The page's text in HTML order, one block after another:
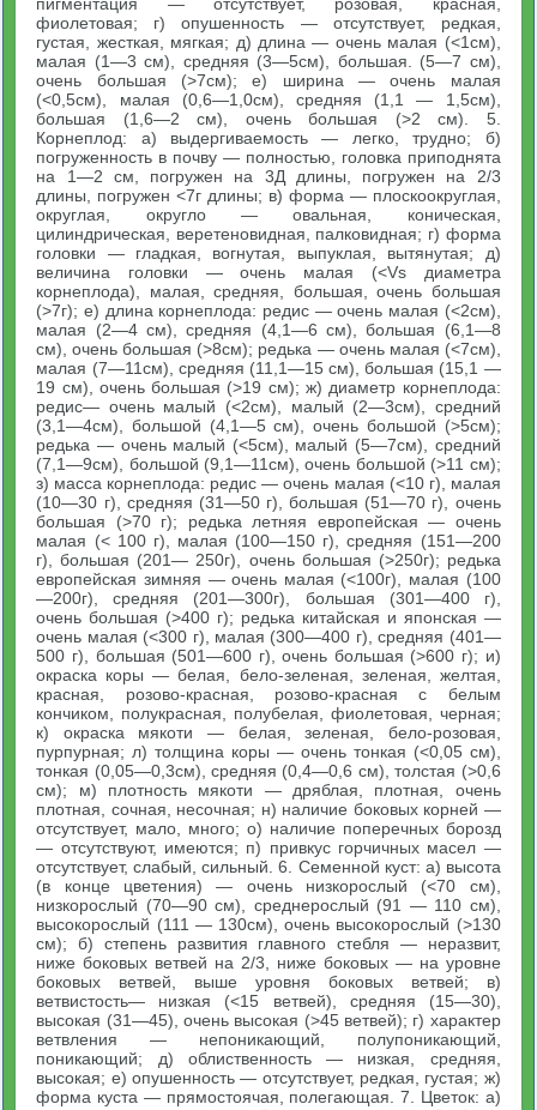
фиолетовая; г) опушенность — отсутствует, редкая,
густая, жесткая, мягкая; д) длина — очень малая (<1см),
малая (1—3 см), средняя (3—5см), большая. (5—7 см),
очень большая (>7см); е) ширина — очень малая
(<0,5см), малая (0,6—1,0см), средняя (1,1 — 1,5см),
большая (1,6—2 см), очень большая (>2 см). 5.
Корнеплод: а) выдергиваемость — легко, трудно; б)
погруженность в почву — полностью, головка приподнята
на 1—2 см, погружен на 3Д длины, погружен на 2/3
длины, погружен <7г длины; в) форма — плоскоокруглая,
округлая, округло — овальная, коническая,
цилиндрическая, веретеновидная, палковидная; г) форма
головки — гладкая, вогнутая, выпуклая, вытянутая; д)
величина головки — очень малая (<Vs диаметра
корнеплода), малая, средняя, большая, очень большая
(>7г); е) длина корнеплода: редис — очень малая (<2см),
малая (2—4 см), средняя (4,1—6 см), большая (6,1—8
см), очень большая (>8см); редька — очень малая (<7см),
малая (7—11см), средняя (11,1—15 см), большая (15,1 —
19 см), очень большая (>19 см); ж) диаметр корнеплода:
редис— очень малый (<2см), малый (2—3см), средний
(3,1—4см), большой (4,1—5 см), очень большой (>5см);
редька — очень малый (<5см), малый (5—7см), средний
(7,1—9см), большой (9,1—11см), очень большой (>11 см);
з) масса корнеплода: редис — очень малая (<10 г), малая
(10—30 г), средняя (31—50 г), большая (51—70 г), очень
большая (>70 г); редька летняя европейская — очень
малая (< 100 г), малая (100—150 г), средняя (151—200
г), большая (201— 250г), очень большая (>250г); редька
европейская зимняя — очень малая (<100г), малая (100
—200г), средняя (201—300г), большая (301—400 г),
очень большая (>400 г); редька китайская и японская —
очень малая (<300 г), малая (300—400 г), средняя (401—
500 г), большая (501—600 г), очень большая (>600 г); и)
окраска коры — белая, бело-зеленая, зеленая, желтая,
красная, розово-красная, розово-красная с белым
кончиком, полукрасная, полубелая, фиолетовая, черная;
к) окраска мякоти — белая, зеленая, бело-розовая,
пурпурная; л) толщина коры — очень тонкая (<0,05 см),
тонкая (0,05—0,3см), средняя (0,4—0,6 см), толстая (>0,6
см); м) плотность мякоти — дряблая, плотная, очень
плотная, сочная, несочная; н) наличие боковых корней —
отсутствует, мало, много; о) наличие поперечных борозд
— отсутствуют, имеются; п) привкус горчичных масел —
отсутствует, слабый, сильный. 6. Семенной куст: а) высота
(в конце цветения) — очень низкорослый (<70 см),
низкорослый (70—90 см), среднерослый (91 — 110 см),
высокорослый (111 — 130см), очень высокорослый (>130
см); б) степень развития главного стебля — неразвит,
ниже боковых ветвей на 2/3, ниже боковых — на уровне
боковых ветвей, выше уровня боковых ветвей; в)
ветвистость— низкая (<15 ветвей), средняя (15—30),
высокая (31—45), очень высокая (>45 ветвей); г) характер
ветвления — непоникающий, полупоникающий,
поникающий; д) облиственность — низкая, средняя,
высокая; е) опушенность — отсутствует, редкая, густая; ж)
форма куста — прямостоячая, полегающая. 7. Цветок: а)